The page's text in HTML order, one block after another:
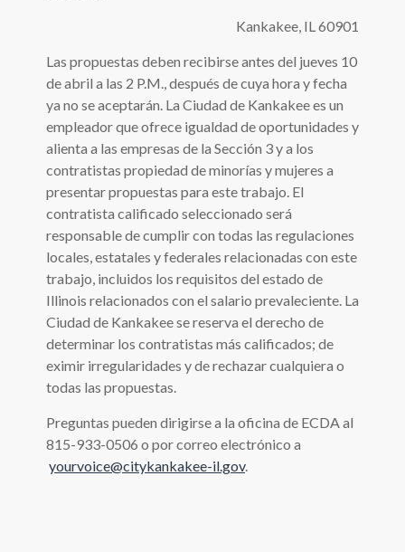
Kankakee, IL 60901
Las propuestas deben recibirse antes del jueves 10
de abril a las 2 P.M., después de cuya hora y fecha
ya no se aceptarán. La Ciudad de Kankakee es un
empleador que ofrece igualdad de oportunidades y
alienta a las empresas de la Sección 3 y a los
contratistas propiedad de minorías y mujeres a
presentar propuestas para este trabajo. El
contratista calificado seleccionado será
responsable de cumplir con todas las regulaciones
locales, estatales y federales relacionadas con este
trabajo, incluidos los requisitos del estado de
Illinois relacionados con el salario prevaleciente. La
Ciudad de Kankakee se reserva el derecho de
determinar los contratistas más calificados; de
eximir irregularidades y de rechazar cualquiera o
todas las propuestas.
Preguntas pueden dirigirse a la oficina de ECDA al
815-933-0506 o por correo electrónico a
yourvoice@citykankakee-il.gov.